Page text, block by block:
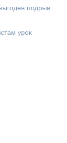
подрыв
урок